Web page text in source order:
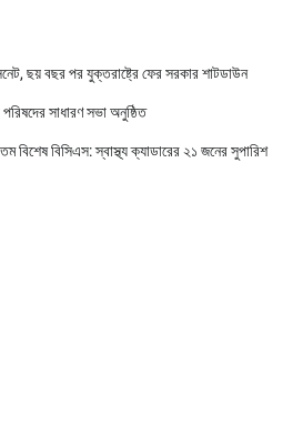
ছয় বছর পর যুক্তরাষ্ট্রে ফের সরকার শাটডাউন
সাধারণ সভা অনুষ্ঠিত
বিশেষ বিসিএস: স্বাস্থ্য ক্যাডারের ২১ জনের সুপারিশ